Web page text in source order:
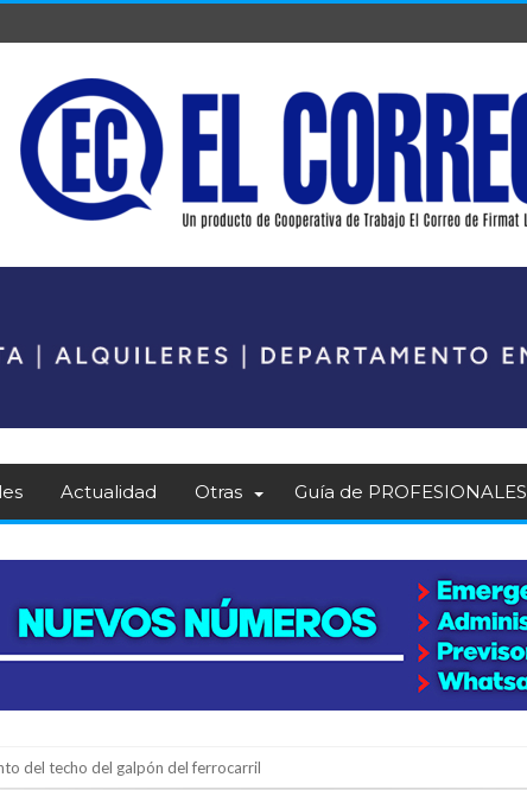
Actualidad Otras Guía de PROFESIONALES
del techo del galpón del ferrocarril